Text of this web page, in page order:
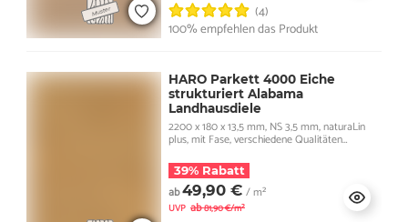
(4)
100% empfehlen das Produkt
HARO Parkett 4000 Eiche
strukturiert Alabama
Landhausdiele
2200 x 180 x 13,5 mm, NS 3,5 mm, naturaLin
plus, mit Fase, verschiedene Qualitäten
39% Rabatt
ab49,90 € / m²
UVP ab81,90 €/m²